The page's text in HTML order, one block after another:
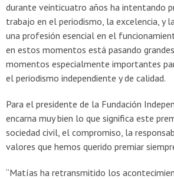
durante veinticuatro años ha intentando
trabajo en el periodismo, la excelencia, y
una profesión esencial en el
en estos momentos está pasando
momentos especialmente importantes
el periodismo independiente y de calidad.
Para el presidente de la Fundación
encarna muy bien lo que significa este
sociedad civil, el compromiso, la
valores que hemos querido premiar
“Matías ha retransmitido los